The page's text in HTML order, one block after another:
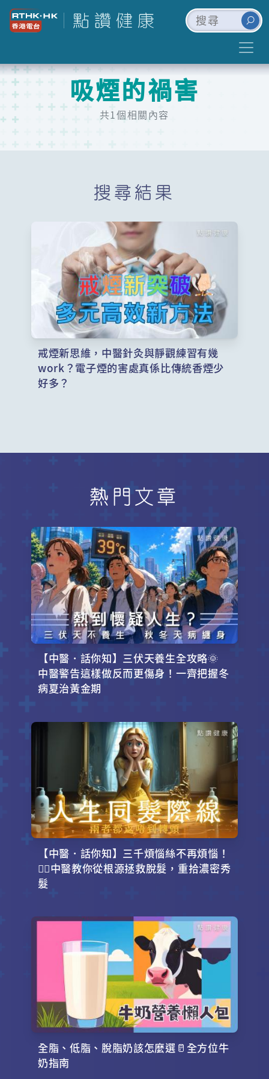
吸煙的禍害
共1個相關內容
搜尋結果
戒煙新思維，中醫針灸與靜觀練習有幾
work？電子煙的害處真係比傳統香煙少
好多？
熱門文章
【中醫．話你知】三伏天養生全攻略🌞
中醫警告這樣做反而更傷身！一齊把握冬
病夏治黃金期
【中醫．話你知】三千煩惱絲不再煩惱！
💇‍♂️中醫教你從根源拯救脫髮，重拾濃密秀
髮
全脂、低脂、脫脂奶該怎麼選🥛全方位牛
奶指南